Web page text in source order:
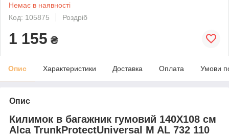
Немає в наявності
Код: 105875
Роздріб
1 155 ₴
Опис Характеристики Доставка Оплата Умови
Опис
Килимок в багажник гумовий 140Х108 см
Alca TrunkProtectUniversal M AL 732 110